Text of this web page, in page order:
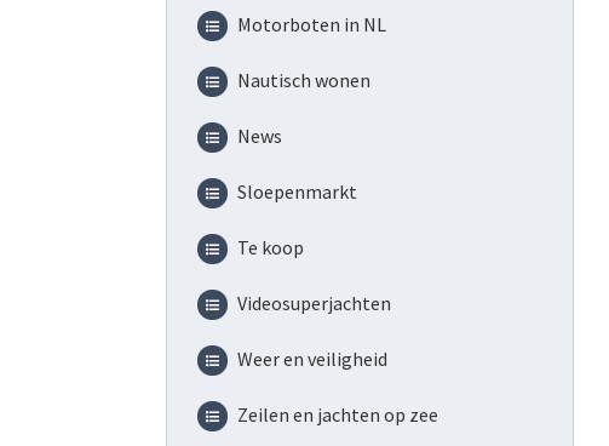
Motorboten in NL
Nautisch wonen
News
Sloepenmarkt
Te koop
Videosuperjachten
Weer en veiligheid
Zeilen en jachten op zee